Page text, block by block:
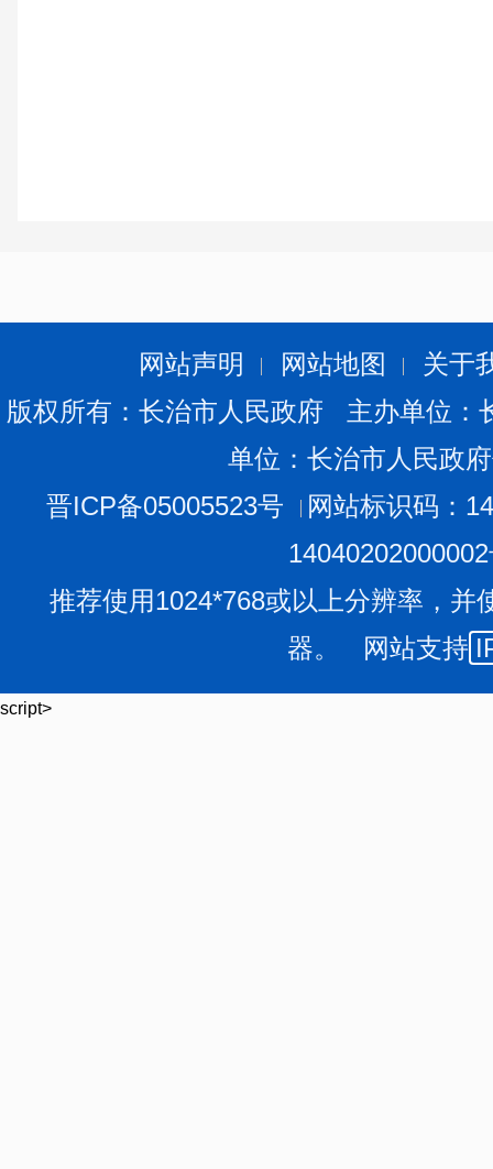
网站声明 网站地图
关于
版权所有：长治市人民政府 主办单位
单位：长治市人民政
晋ICP备05005523号
网站标识码：
推荐使用1024*768或以上分辨率，并
器。 网站支持
script>